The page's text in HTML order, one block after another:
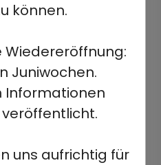
können.
Juniwochen.
Informationen
uns aufrichtig für